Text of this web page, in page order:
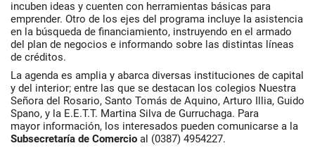
incuben ideas y cuenten con herramientas básicas para
emprender. Otro de los ejes del programa incluye la asistencia
en la búsqueda de financiamiento, instruyendo en el armado
del plan de negocios e informando sobre las distintas líneas
de créditos.
La agenda es amplia y abarca diversas instituciones de capital
y del interior; entre las que se destacan los colegios Nuestra
Señora del Rosario, Santo Tomás de Aquino, Arturo Illia, Guido
Spano, y la E.E.T.T. Martina Silva de Gurruchaga. Para
mayor información, los interesados pueden comunicarse a la
Subsecretaría de Comercio al (0387) 4954227.